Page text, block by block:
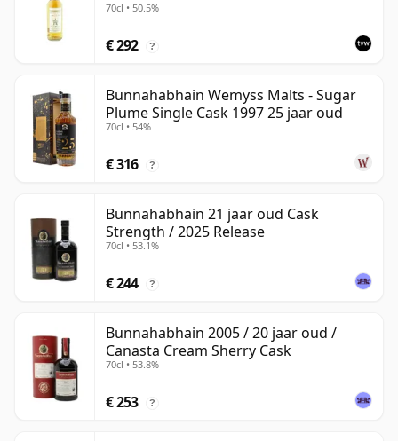
70cl • 50.5%
€ 292 ?
Bunnahabhain Wemyss Malts - Sugar
Plume Single Cask 1997 25 jaar oud
70cl • 54%
€ 316 ?
Bunnahabhain 21 jaar oud Cask
Strength / 2025 Release
70cl • 53.1%
€ 244 ?
Bunnahabhain 2005 / 20 jaar oud /
Canasta Cream Sherry Cask
70cl • 53.8%
€ 253 ?